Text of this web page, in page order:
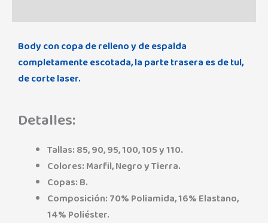
Body con copa de relleno y de espalda
completamente escotada, la parte trasera es de tul,
de corte laser.
Detalles:
Tallas: 85, 90, 95, 100, 105 y 110.
Colores: Marfil, Negro y Tierra.
Copas: B.
Composición: 70% Poliamida, 16% Elastano,
14% Poliéster.